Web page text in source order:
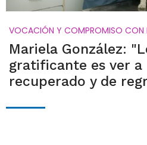
VOCACIÓN Y COMPROMISO CON
Mariela González:
gratificante es ver a
recuperado y de